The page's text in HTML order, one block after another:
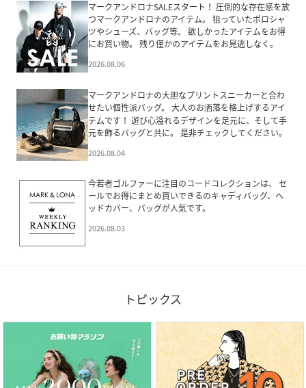
マークアンドロナSALEスタート！ 圧倒的な存在感を放
つマークアンドロナのアイテム。 狙っていたポロシャ
ツやシューズ、バッグ等。 欲しかったアイテムをお得
にお買い物。 残り僅かのアイテムをお見逃しなく。
2026.08.06
マークアンドロナの大胆なプリントスニーカーと合わ
せたい個性派バッグ。 大人のお洒落を格上げするアイ
テムです！ 遊び心溢れるデザインを足元に、そして手
元を飾るバッグと共に。 是非チェックしてください。
2026.08.04
今若者ゴルファーに注目のコードコレクションは、 セ
ールでお得にまとめ買いできるのキャディバッグ、ヘ
ッドカバー、バッグが人気です。
2026.08.03
トピックス